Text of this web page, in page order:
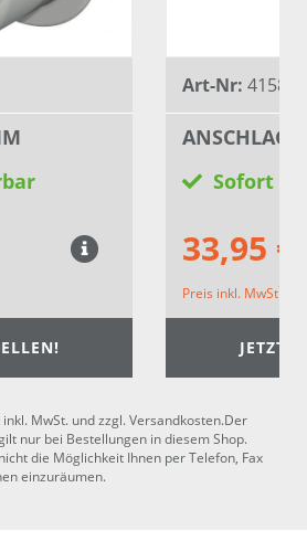
Art-Nr: 41584
Sofort
33,95 €
Preis inkl. MwSt*
JETZT
MwSt. und zzgl. Versandkosten.Der
nur bei Bestellungen in diesem Shop.
die Möglichkeit Ihnen per Telefon, Fax
einzuräumen.